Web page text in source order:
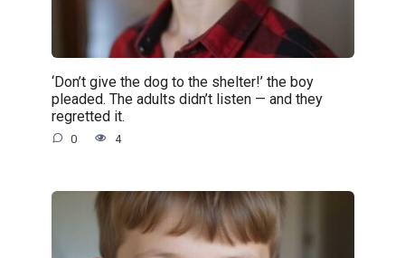
‘Don’t give the dog to the shelter!’ the boy
pleaded. The adults didn’t listen — and they
regretted it.
0 4